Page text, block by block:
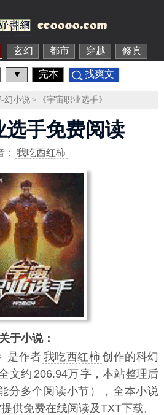
玄幻 都市 穿越 修真
▼ 完本 找爽文
幻小说> 《宇宙职业选手》
选手免费阅读
： 我吃西红柿
关于小说：
是作者 我吃西红柿 创作的科幻
文约 206.94万字，本站整理后
分多个阅读小节），全本小说
供免费在线阅读及TXT下载。